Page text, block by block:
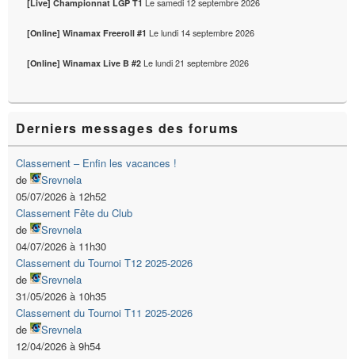
[Live] Championnat LGP T1 Lesamedi 12 septembre 2026
[Online] Winamax Freeroll #1 Lelundi 14 septembre 2026
[Online] Winamax Live B #2 Lelundi 21 septembre 2026
Derniers messages des forums
Classement – Enfin les vacances !
de
Srevnela
05/07/2026 à 12h52
Classement Fête du Club
de
Srevnela
04/07/2026 à 11h30
Classement du Tournoi T12 2025-2026
de
Srevnela
31/05/2026 à 10h35
Classement du Tournoi T11 2025-2026
de
Srevnela
12/04/2026 à 9h54